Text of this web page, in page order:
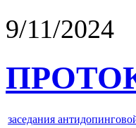
9/11/2024
заседания